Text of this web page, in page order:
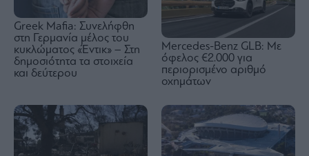
Greek Mafia: Συνελήφθη
στη Γερμανία μέλος του
κυκλώματος «Έντικ» – Στη
δημοσιότητα τα στοιχεία
και δεύτερου
Mercedes-Benz GLB: Mε
όφελος €2.000 για
περιορισμένο αριθμό
οχημάτων